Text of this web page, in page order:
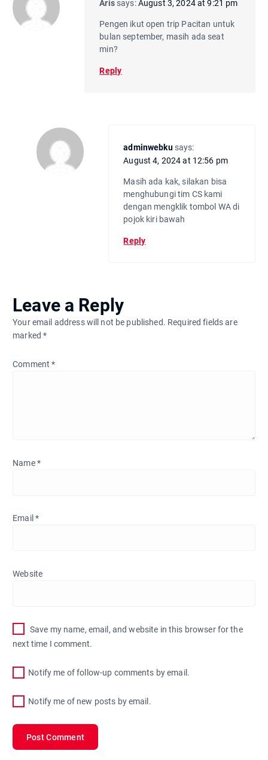
Aris says: August 3, 2024 at 9:21 pm
Pengen ikut open trip Pacitan untuk
bulan september, masih ada seat
min?
Reply
adminwebku says:
August 4, 2024 at 12:56 pm
Masih ada kak, silakan bisa
menghubungi tim CS kami
dengan mengklik tombol WA di
pojok kiri bawah
Reply
Leave a Reply
Your email address will not be published. Required fields are
marked*
Comment*
Name*
Email *
Website
Save my name, email, and website in this browser for the
next time I comment.
Notify me of follow-up comments by email.
Notify me of new posts by email.